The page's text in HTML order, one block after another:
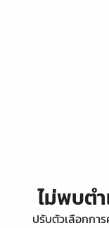
ไม่พบต
ปรับตัวเลือกกา